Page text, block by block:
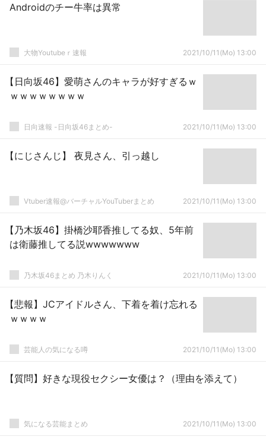
Androidのチー牛率は異常
大物Youtubeｒ速報 2021/10/11(Mo) 13:00
【日向坂46】愛萌さんのキャラが好すぎるｗ
ｗｗｗｗｗｗｗｗ
日向速報 -日向坂46まとめ- 2021/10/11(Mo) 13:00
【にじさんじ】 夜見さん、引っ越し
Vtuber速報@バーチャルYouTuberまとめ 2021/10/11(Mo) 13:00
【乃木坂46】掛橋沙耶香推してる奴、5年前
は衛藤推してる説wwwwwww
乃木坂46まとめ 乃木りんく 2021/10/11(Mo) 13:00
【悲報】JCアイドルさん、下着を着け忘れる
ｗｗｗｗ
芸能人の気になる噂 2021/10/11(Mo) 13:00
【質問】好きな現役セクシー女優は？（理由を添えて）
気になる芸能まとめ 2021/10/11(Mo) 13:00